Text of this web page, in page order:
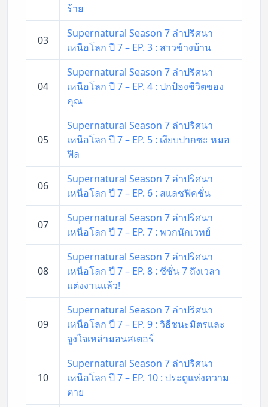
ร้าย
03
Supernatural Season 7 ล่าปริศนา
เหนือโลก ปี 7 – EP. 3 : สาวข้างบ้าน
04
Supernatural Season 7 ล่าปริศนา
เหนือโลก ปี 7 – EP. 4 : ปกป้องชีวิตของ
คุณ
05
Supernatural Season 7 ล่าปริศนา
เหนือโลก ปี 7 – EP. 5 : เงียบปากซะ หมอ
ฟิล
06
Supernatural Season 7 ล่าปริศนา
เหนือโลก ปี 7 – EP. 6 : สแลชฟิคชั่น
07
Supernatural Season 7 ล่าปริศนา
เหนือโลก ปี 7 – EP. 7 : พวกนักเวทย์
08
Supernatural Season 7 ล่าปริศนา
เหนือโลก ปี 7 – EP. 8 : ซีซั่น 7 ถึงเวลา
แต่งงานแล้ว!
09
Supernatural Season 7 ล่าปริศนา
เหนือโลก ปี 7 – EP. 9 : วิธีชนะมิตรและ
จูงใจเหล่ามอนสเตอร์
10
Supernatural Season 7 ล่าปริศนา
เหนือโลก ปี 7 – EP. 10 : ประตูแห่งความ
ตาย